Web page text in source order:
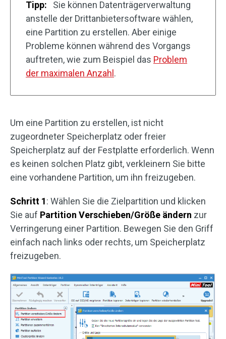
Tipp:
Sie können Datenträgerverwaltung
anstelle der Drittanbietersoftware wählen,
eine Partition zu erstellen. Aber einige
Probleme können während des Vorgangs
auftreten, wie zum Beispiel das Problem
der maximalen Anzahl .
Um eine Partition zu erstellen, ist nicht
zugeordneter Speicherplatz oder freier
Speicherplatz auf der Festplatte erforderlich. Wenn
es keinen solchen Platz gibt, verkleinern Sie bitte
eine vorhandene Partition, um ihn freizugeben.
Schritt 1: Wählen Sie die Zielpartition und klicken
Sie auf Partition Verschieben/Größe ändern zur
Verringerung einer Partition. Bewegen Sie den Griff
einfach nach links oder rechts, um Speicherplatz
freizugeben.